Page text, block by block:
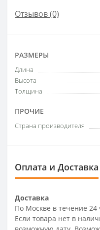
Отзывов (0)
РАЗМЕРЫ
Длина
Высота
Толщина
ПРОЧИЕ
Страна производителя
Оплата и Доставка
Доставка
По Москве в течение
Если товара нет в